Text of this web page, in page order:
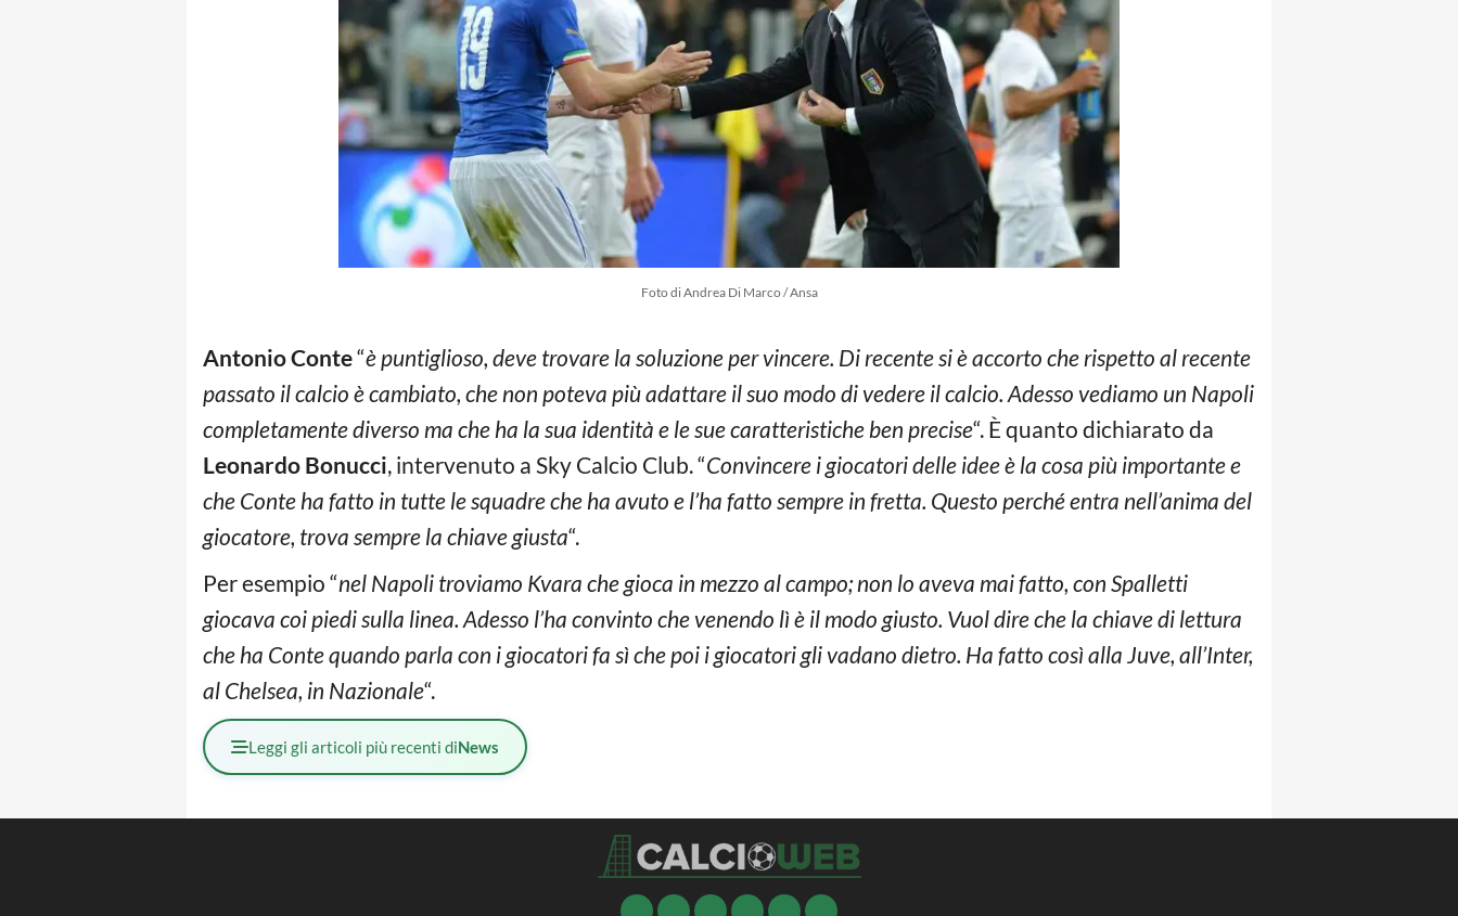
Foto di Andrea Di Marco / Ansa
Antonio Conte“è puntiglioso, deve trovare la soluzione per vincere. Di recente si è accorto che rispetto al recente
passato il calcio è cambiato, che non poteva più adattare il suo modo di vedere il calcio. Adesso vediamo un Napoli
completamente diverso ma che ha la sua identità e le sue caratteristiche ben precise“. È quanto dichiarato da
Leonardo Bonucci, intervenuto a Sky Calcio Club. “Convincere i giocatori delle idee è la cosa più importante e
che Conte ha fatto in tutte le squadre che ha avuto e l’ha fatto sempre in fretta. Questo perché entra nell’anima del
giocatore, trova sempre la chiave giusta“.
Per esempio “nel Napoli troviamo Kvara che gioca in mezzo al campo; non lo aveva mai fatto, con Spalletti
giocava coi piedi sulla linea. Adesso l’ha convinto che venendo lì è il modo giusto. Vuol dire che la chiave di lettura
che ha Conte quando parla con i giocatori fa sì che poi i giocatori gli vadano dietro. Ha fatto così alla Juve, all’Inter,
al Chelsea, in Nazionale“.
Leggi gli articoli più recenti diNews